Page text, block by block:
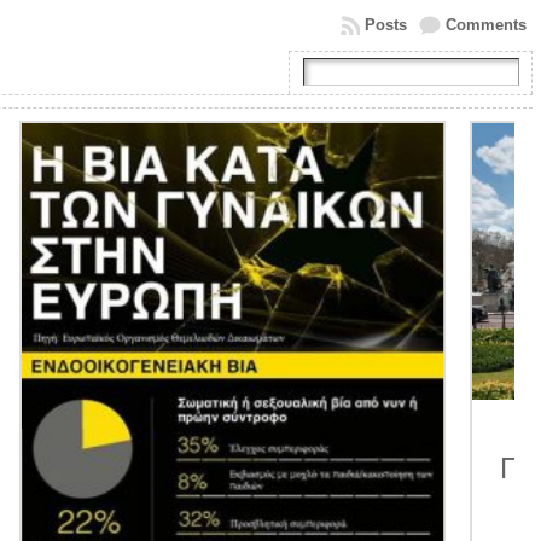
Comments
Posts
9η ΑΝΑΚΟΙΝΩΣΗ 2026.
Προτάσεις της Κοινο_Τοπίας
για προγραμματισμένα